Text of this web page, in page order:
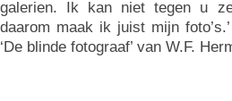
galerien. Ik kan niet tegen u
daarom maak ik juist mijn
‘De blinde fotograaf’ van W.F.